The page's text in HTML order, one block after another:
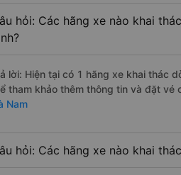
hỏi: Các hãng xe nào khai
lời: Hiện tại có 1 hãng xe khai thác
tham khảo thêm thông tin và đặt vé
Nam
hỏi: Các hãng xe nào khai